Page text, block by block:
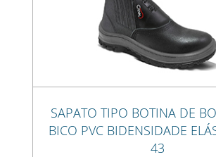
SAPATO TIPO BOTINA DE
BICO PVC BIDENSIDADE
43